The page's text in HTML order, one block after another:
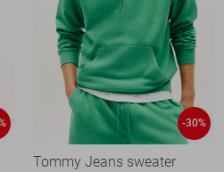
-30%
Tommy Jeans sweater